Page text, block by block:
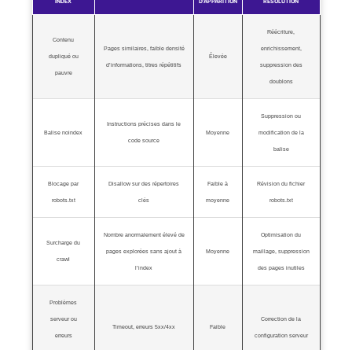
Contenu
dupliqué ou
pauvre
Pages similaires, faible densité
d’informations, titres répétitifs
Élevée
Réécriture,
enrichissement,
suppression des
doublons
Balise noindex
Instructions précises dans le
code source
Moyenne
Suppression ou
modification de la
balise
Blocage par
robots.txt
Disallow sur des répertoires
clés
Faible à
moyenne
Révision du fichier
robots.txt
Surcharge du
crawl
Nombre anormalement élevé de
pages explorées sans ajout à
l’index
Moyenne
Optimisation du
maillage, suppression
des pages inutiles
Problèmes
serveur ou
erreurs
Timeout, erreurs 5xx/4xx Faible
Correction de la
configuration serveur